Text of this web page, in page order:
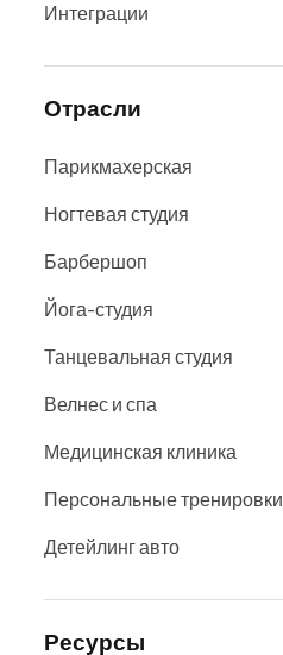
Интеграции
Отрасли
Парикмахерская
Ногтевая студия
Барбершоп
Йога-студия
Танцевальная студия
Велнес и спа
Медицинская клиника
Персональные тренировки
Детейлинг авто
Ресурсы